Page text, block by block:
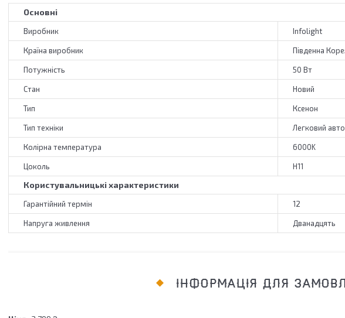
Основні
Виробник Infolight
Країна виробник Південна
Потужність 50 Вт
Стан Новий
Тип Ксенон
Тип техніки Легковий
Колірна температура 6000K
Цоколь H11
Користувальницькі характеристики
Гарантійний термін 12
Напруга живлення Дванадцять
ІНФОРМАЦІЯ ДЛЯ